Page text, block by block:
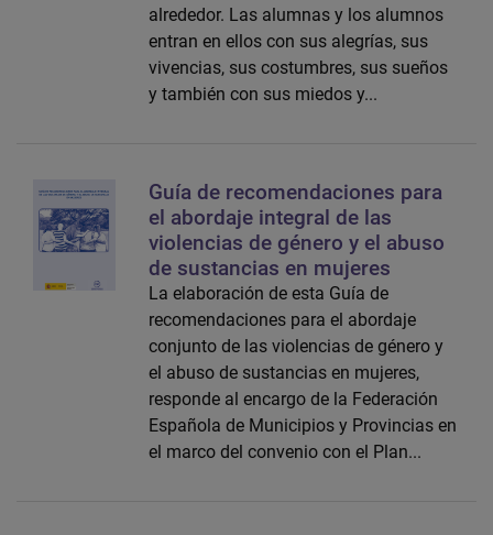
alrededor. Las alumnas y los alumnos
entran en ellos con sus alegrías, sus
vivencias, sus costumbres, sus sueños
y también con sus miedos y...
Guía de recomendaciones para
el abordaje integral de las
violencias de género y el abuso
de sustancias en mujeres
La elaboración de esta Guía de
recomendaciones para el abordaje
conjunto de las violencias de género y
el abuso de sustancias en mujeres,
responde al encargo de la Federación
Española de Municipios y Provincias en
el marco del convenio con el Plan...